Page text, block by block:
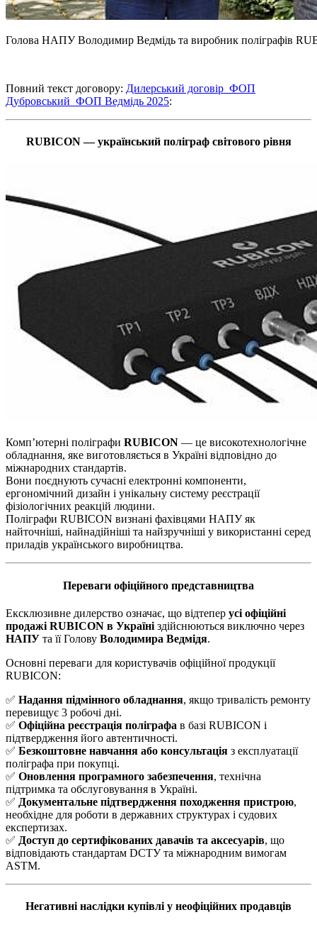
Голова НАПУ Володимир Ведмідь та виробник поліграфів
Повний текст договору: Дилерський договір_ФОП
Дубровський_ФОП Ведмідь 2025:
RUBICON — український поліграф світового рівня
Комп’ютерні поліграфи RUBICON — це високотехнологічне
обладнання, яке виготовляється в Україні відповідно до
міжнародних стандартів.
Вони поєднують сучасні електронні компоненти,
ергономічний дизайн і унікальну систему реєстрації
фізіологічних реакцій людини.
Поліграфи RUBICON визнані фахівцями НАПУ як
найточніші, найнадійніші та найзручніші у використанні серед
приладів українського виробництва.
Переваги офіційного представництва
Ексклюзивне дилерство означає, що відтепер усі офіційні
продажі RUBICON в Україні здійснюються виключно через
НАПУ та її Голову Володимира Ведмідя.
Основні переваги для користувачів офіційної продукції
RUBICON:
✅ Надання підмінного обладнання, якщо тривалість ремонту
перевищує 3 робочі дні.
✅ Офіційна реєстрація поліграфа в базі RUBICON і
підтвердження його автентичності.
✅ Безкоштовне навчання або консультація з експлуатації
поліграфа при покупці.
✅ Оновлення програмного забезпечення, технічна
підтримка та обслуговування в Україні.
✅ Документальне підтвердження походження пристрою,
необхідне для роботи в державних структурах і судових
експертизах.
✅ Доступ до сертифікованих давачів та аксесуарів, що
відповідають стандартам DСТУ та міжнародним вимогам
ASTM.
Негативні наслідки купівлі у неофіційних продавців